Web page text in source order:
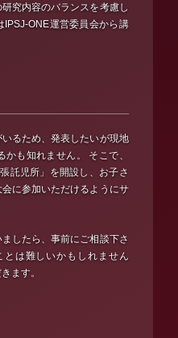
究内容のバランスを考慮し
ONE運営委員会から講
るため、発表したいが現地
も知れません。 そこで、
託児所」を開設し、お子さ
に参加いただけるようにサ
したら、事前にご相談下さ
は難しいかもしれません
ます。